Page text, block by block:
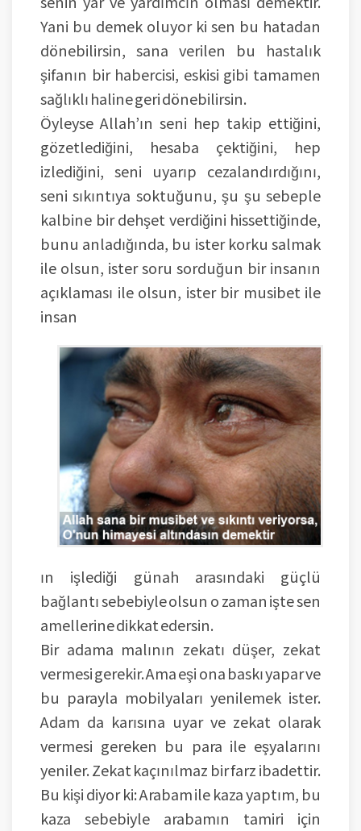
Yani bu demek oluyor ki sen bu hatadan
dönebilirsin, sana verilen bu hastalık
şifanın bir habercisi, eskisi gibi tamamen
sağlıklı haline geri dönebilirsin.
Öyleyse Allah’ın seni hep takip ettiğini,
gözetlediğini, hesaba çektiğini, hep
izlediğini, seni uyarıp cezalandırdığını,
seni sıkıntıya soktuğunu, şu şu sebeple
kalbine bir dehşet verdiğini hissettiğinde,
bunu anladığında, bu ister korku salmak
ile olsun, ister soru sorduğun bir insanın
açıklaması ile olsun, ister bir musibet ile
insan
ın işlediği günah arasındaki güçlü
bağlantı sebebiyle olsun o zaman işte sen
amellerine dikkat edersin.
Bir adama malının zekatı düşer, zekat
vermesi gerekir. Ama eşi ona baskı yapar ve
bu parayla mobilyaları yenilemek ister.
Adam da karısına uyar ve zekat olarak
vermesi gereken bu para ile eşyalarını
yeniler. Zekat kaçınılmaz bir farz ibadettir.
Bu kişi diyor ki: Arabam ile kaza yaptım, bu
kaza sebebiyle arabamın tamiri için